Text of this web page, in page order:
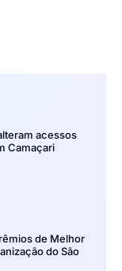
acessos
Camaçari
de Melhor
do São